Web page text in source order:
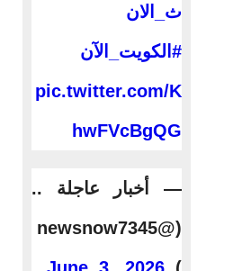
ث_الان
#الكويت_الآن
pic.twitter.com/K
hwFVcBgQG
— أخبار عاجلة ..
(@newsnow7345